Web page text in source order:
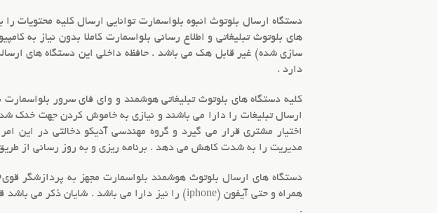
دستگاه ارسال بلوتوث انبوه
های بلوتوث تبلیغاتی و اطلاع رسانی بلواسمارت کاملا بدون نیاز به
دارد .
کلیه دستگاه های بلوتوث تبلیغاتی هوشمند و وای فای سرور
ارسال تبلیغات را دارا می باشند و نیازی به خاموش کردن جهت خنک
اختیار مشتری قرار می گیرد و گروه مهندسی آدیکو دخالتی در این
مدیریت را به شدت کاهش می دهد . برنامه ریزی و به روز رسانی از
.